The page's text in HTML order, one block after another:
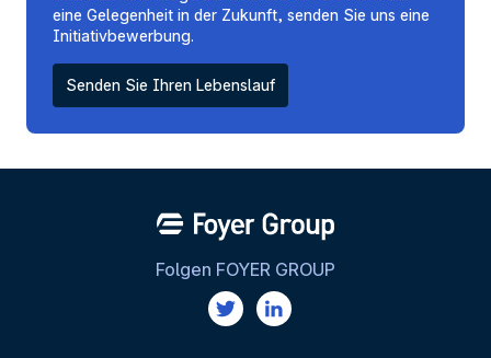
eine Gelegenheit in der Zukunft, senden Sie uns eine
Initiativbewerbung.
Senden Sie Ihren Lebenslauf
Folgen FOYER GROUP